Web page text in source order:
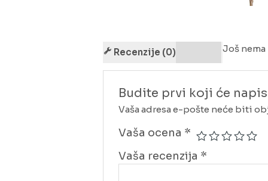
Recenzije (0) Još nema
Budite prvi koji će
Vaša adresa e-pošte neće biti
Vaša ocena *
Vaša recenzija *